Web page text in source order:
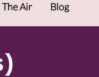
Air Blog